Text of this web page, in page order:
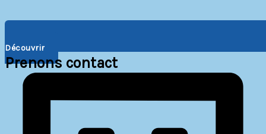
Découvrir
Prenons contact